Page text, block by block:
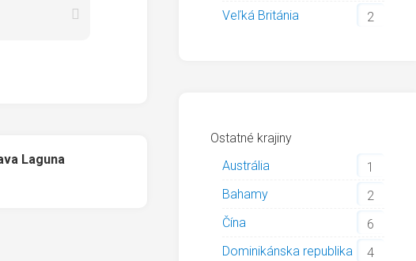
Laguna
Veľká Británia
2
Ostatné krajiny
Austrália
1
Bahamy
2
Čína
6
Dominikánska republika
4